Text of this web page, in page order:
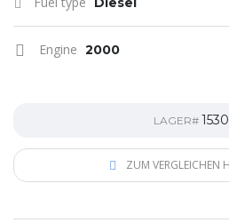
Engine 2000
LAGER#
ZUM VERGLEICHEN